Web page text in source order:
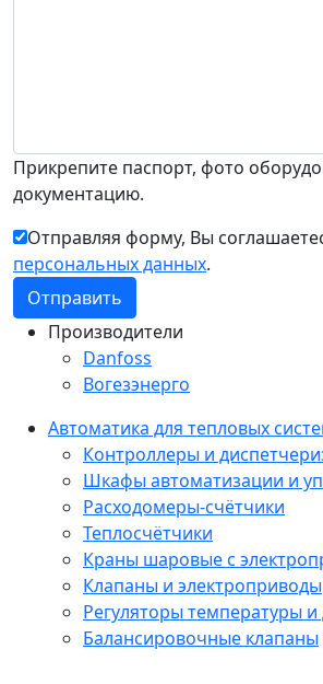
Производители
Danfoss
Вогезэнерго
Автоматика для тепловых
Контроллеры и
Шкафы автоматизации и
Расходомеры-счётчики
Теплосчётчики
Краны шаровые с
Клапаны и электроприводы
Регуляторы температуры и
Балансировочные клапаны
Прикрепите паспорт, фото
документацию.
Отправляя форму, Вы
персональных данных.